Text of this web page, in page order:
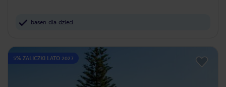
basen dla dzieci
5% ZALICZKI LATO 2027